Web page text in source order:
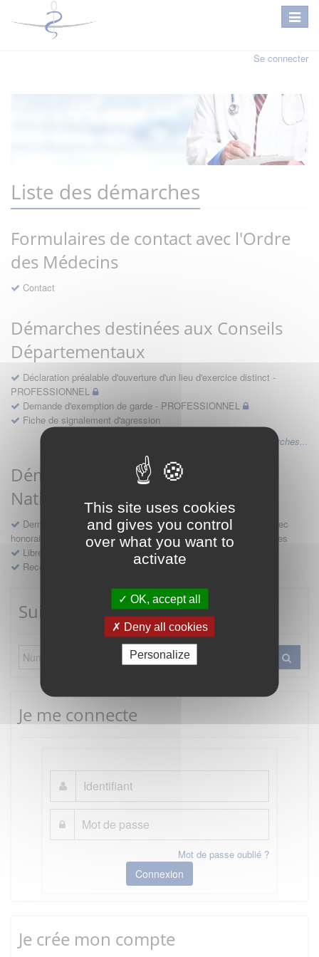
This site uses cookies
and gives you control
over what you want to
activate
OK, accept all
Deny all cookies
Personalize
Se connecter
Liste des démarches
Formulaires de contact avec l'Ordre
des Médecins
Contact
Démarches destinées aux Conseils
Départementaux
Déclaration préalable d'ouverture d'un lieu d'exercice distinct -
PROFESSIONNEL
Demande d'exemption de garde - PROFESSIONNEL
Fiche de signalement d'agression
Voir les autres démarches...
Démarches destinées au Conseil
National
Demande d'avis en hospitalité, en études, des conventions avec
honoraires et des demandes diverses formulées par les entreprises
Libre prestation de services
Recours
Suivre mes démarches
Je me connecte
Mot de passe oublié ?
Connexion
Je crée mon compte